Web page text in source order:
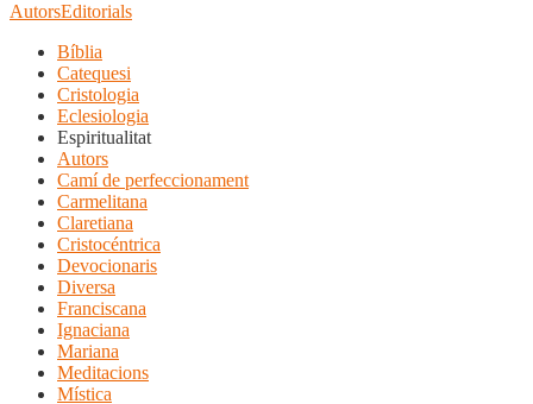
AutorsEditorials
Bíblia
Catequesi
Cristologia
Eclesiologia
Espiritualitat
Autors
Camí de perfeccionament
Carmelitana
Claretiana
Cristocéntrica
Devocionaris
Diversa
Franciscana
Ignaciana
Mariana
Meditacions
Mística